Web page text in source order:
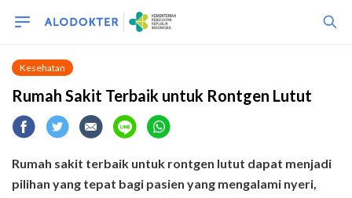
Kesehatan
Rumah Sakit Terbaik untuk Rontgen Lutut
Rumah sakit terbaik untuk rontgen lutut dapat menjadi
pilihan yang tepat bagi pasien yang mengalami nyeri,